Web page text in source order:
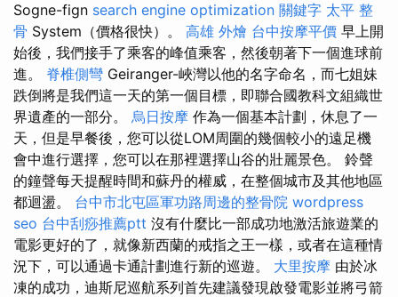
Sogne-fign search engine optimization 關鍵字 太平 整
骨 System（價格很快）。 高雄 外燴 台中按摩平價 早上開
始後，我們接手了乘客的峰值乘客，然後朝著下一個進球前
進。 脊椎側彎 Geiranger-峽灣以他的名字命名，而七姐妹
跌倒將是我們這一天的第一個目標，即聯合國教科文組織世
界遺產的一部分。 烏日按摩 作為一個基本計劃，休息了一
天，但是早餐後，您可以從LOM周圍的幾個較小的遠足機
會中進行選擇，您可以在那裡選擇山谷的壯麗景色。 鈴聲
的鐘聲每天提醒時間和蘇丹的權威，在整個城市及其他地區
都迴盪。 台中市北屯區軍功路周邊的整骨院 wordpress
seo 台中刮痧推薦ptt 沒有什麼比一部成功地激活旅遊業的
電影更好的了，就像新西蘭的戒指之王一樣，或者在這種情
況下，可以通過卡通計劃進行新的巡遊。 大里按摩 由於冰
凍的成功，迪斯尼巡航系列首先建議發現啟發電影並將弓箭